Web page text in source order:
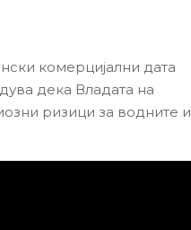
комерцијални дата
дека Владата на
ризици за водните и